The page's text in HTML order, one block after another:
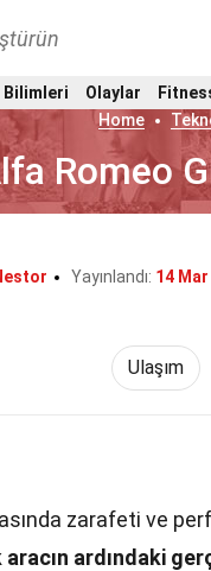
Bilimleri Olaylar
Home
Romeo
Yayınlandı: 14
Ulaşım
zarafeti ve
aracın ardındaki